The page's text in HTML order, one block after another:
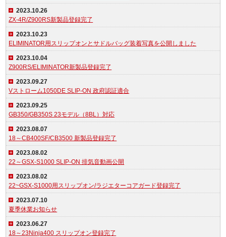
2023.10.26
ZX-4R/Z900RS新製品登録完了
2023.10.23
ELIMINATOR用スリップオンとサドルバッグ装着写真を公開しました
2023.10.04
Z900RS/ELIMINATOR新製品登録完了
2023.09.27
Vストローム1050DE SLIP-ON 政府認証適合
2023.09.25
GB350/GB350S 23モデル（8BL）対応
2023.08.07
18～CB400SF/CB3500 新製品登録完了
2023.08.02
22～GSX-S1000 SLIP-ON 排気音動画公開
2023.08.02
22~GSX-S1000用スリップオン/ラジエターコアガード登録完了
2023.07.10
夏季休業お知らせ
2023.06.27
18～23Ninja400 スリップオン登録完了